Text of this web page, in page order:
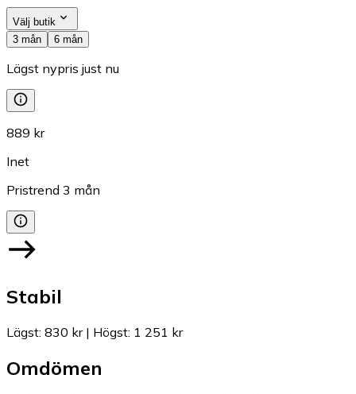
Välj butik
3 mån
6 mån
Lägst nypris just nu
889 kr
Inet
Pristrend 3 mån
Stabil
Lägst: 830 kr| Högst: 1 251 kr
Omdömen